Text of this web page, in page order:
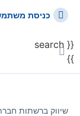
כניסת
{{ search
}}
שיווק ברשתות